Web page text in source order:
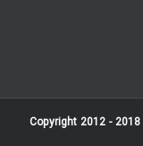
Copyright 2012 - 2018